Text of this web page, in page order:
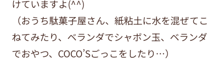
けていますよ(^^)
（おうち駄菓子屋さん、紙粘土に水を混ぜてこ
ねてみたり、ベランダでシャボン玉、ベランダ
でおやつ、COCO’Sごっこをしたり…）